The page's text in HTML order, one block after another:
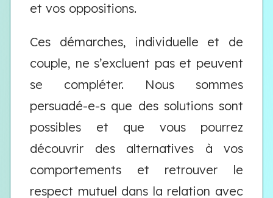
et vos oppositions.
Ces démarches, individuelle et de
couple, ne s’excluent pas et peuvent
se compléter. Nous sommes
persuadé-e-s que des solutions sont
possibles et que vous pourrez
découvrir des alternatives à vos
comportements et retrouver le
respect mutuel dans la relation avec